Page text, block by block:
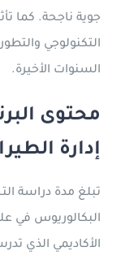
جوية ناجحة. كما
التكنولوجي
السنوات الأخيرة.
محتوى
إدارة
البكالوريوس في
الأكاديمي الذي